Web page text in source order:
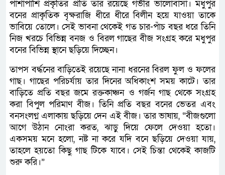
পাশাপাশি প্রকৃতির প্রতি তার রয়েছে গভীর ভালোবাসা। মধুপুর
বনের প্রাকৃতিক বৃক্ষরাজি ধীরে ধীরে বিলীন হয়ে যাওয়া তাকে
ভাবিয়ে তোলে। সেই ভাবনা থেকেই গত চার-পাঁচ বছর ধরে তিনি
নিজ খরচে বিভিন্ন বনজ ও বিরল গাছের বীজ সংগ্রহ করে মধুপুর
বনের বিভিন্ন স্থানে ছড়িয়ে দিচ্ছেন।
তাপস বর্দ্ধনের বাড়িতেই রয়েছে নানা ধরনের বিরল ফুল ও ফলের
গাছ। গাছের পরিচর্যায় তার দিনের অধিকাংশ সময় কাটে। তার
বাড়িতে প্রতি বছর জমে রক্তকাঞ্চন ও গর্জন গাছ থেকে সংগ্রহ
করা বিপুল পরিমাণ বীজ। তিনি প্রতি বছর বনের ভেতর এবং
বনসংলগ্ন এলাকায় ছড়িয়ে দেন এই বীজ। তার ভাষায়, “বীজগুলো
আগে উঠান নোংরা করত, ঝাড়ু দিয়ে ফেলে দেওয়া হতো।
একসময় মনে হলো, নষ্ট না করে যদি বনে ছড়িয়ে দেওয়া যায়,
তাহলে হয়তো কিছু গাছ টিকে যাবে। সেই চিন্তা থেকেই কাজটি
শুরু করি।”